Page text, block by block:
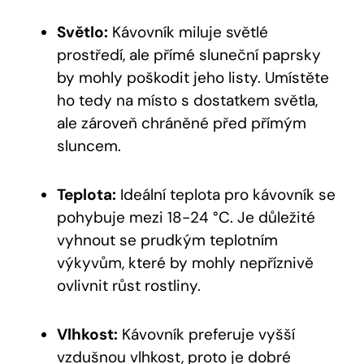
Světlo: Kávovník miluje světlé
prostředí, ale přímé sluneční paprsky
by mohly poškodit jeho listy. Umístěte
ho tedy na místo s dostatkem světla,
ale zároveň chráněné před přímým
sluncem.
Teplota: Ideální teplota pro kávovník se
pohybuje mezi 18-24 °C. Je důležité
vyhnout se prudkým teplotním
výkyvům, které by mohly nepříznivě
ovlivnit růst rostliny.
Vlhkost: Kávovník preferuje vyšší
vzdušnou vlhkost, proto je dobré